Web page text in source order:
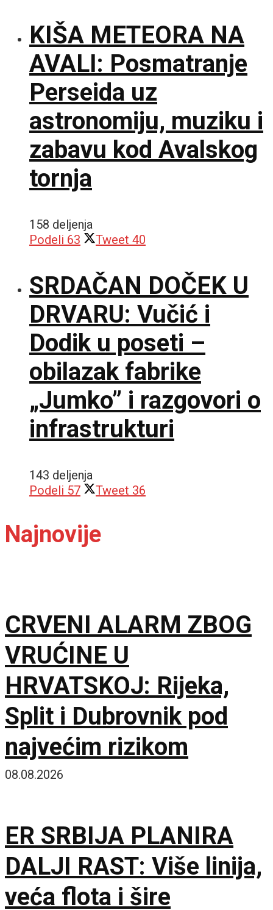
KIŠA METEORA NA
AVALI: Posmatranje
Perseida uz
astronomiju, muziku i
zabavu kod Avalskog
tornja
158 deljenja
Podeli 63 Tweet 40
SRDAČAN DOČEK U
DRVARU: Vučić i
Dodik u poseti –
obilazak fabrike
„Jumko” i razgovori o
infrastrukturi
143 deljenja
Podeli 57 Tweet 36
Najnovije
CRVENI ALARM ZBOG
VRUĆINE U
HRVATSKOJ: Rijeka,
Split i Dubrovnik pod
najvećim rizikom
08.08.2026
ER SRBIJA PLANIRA
DALJI RAST: Više linija,
veća flota i šire